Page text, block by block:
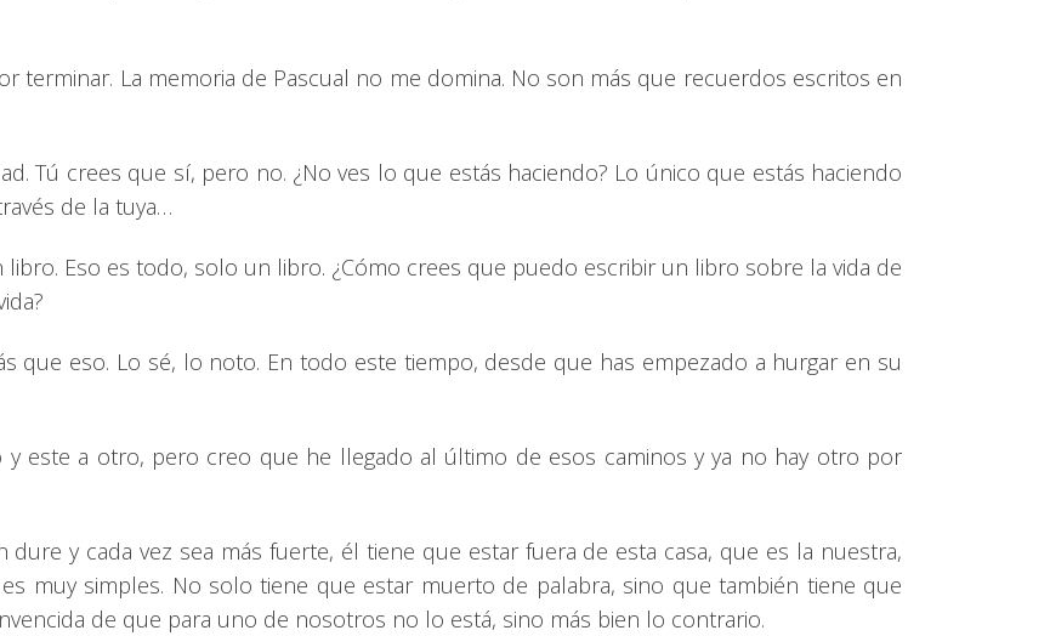
terminar. La memoria de Pascual no me domina. No son más que recuerdos escritos en
Tú crees que sí, pero no. ¿No ves lo que estás haciendo? Lo único que estás haciendo
de la tuya…
Eso es todo, solo un libro. ¿Cómo crees que puedo escribir un libro sobre la vida de
que eso. Lo sé, lo noto. En todo este tiempo, desde que has empezado a hurgar en su
este a otro, pero creo que he llegado al último de esos caminos y ya no hay otro por
y cada vez sea más fuerte, él tiene que estar fuera de esta casa, que es la nuestra,
muy simples. No solo tiene que estar muerto de palabra, sino que también tiene que
de que para uno de nosotros no lo está, sino más bien lo contrario.